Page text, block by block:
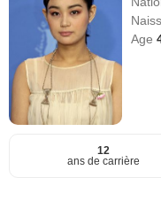
Age
12
ans de carrière